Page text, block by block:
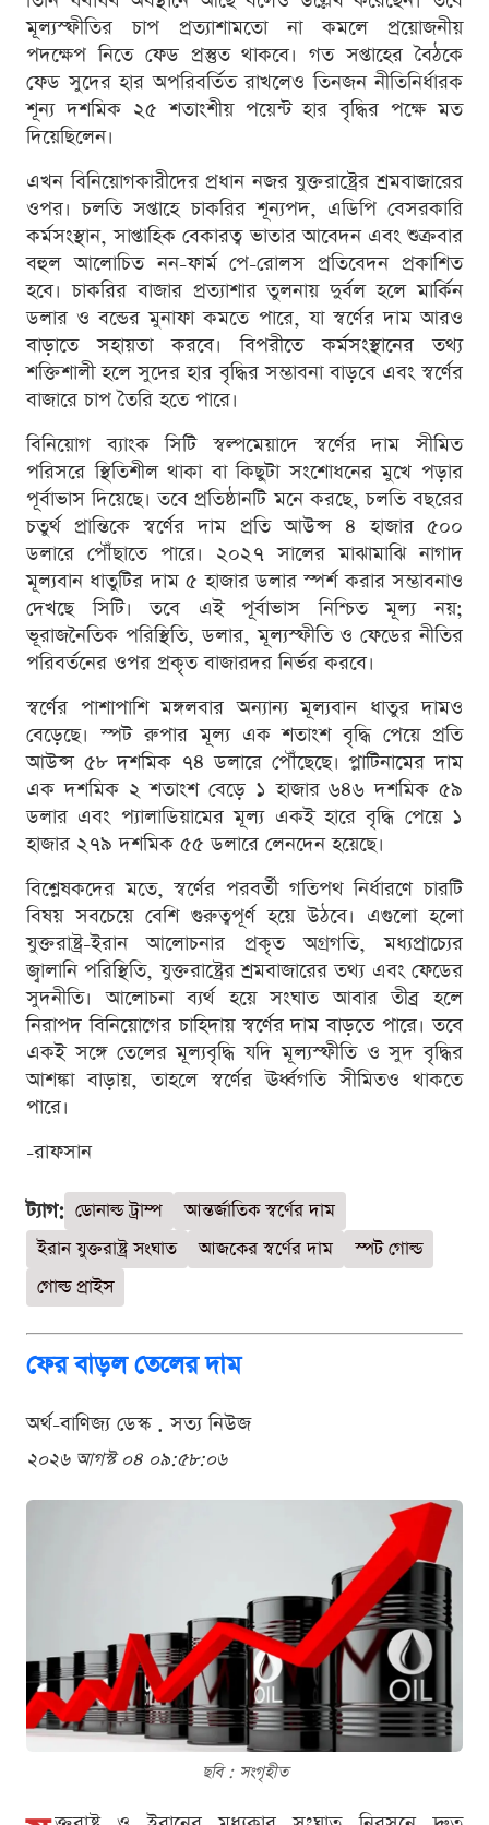
মূল্যস্ফীতির চাপ প্রত্যাশামতো না কমলে প্রয়োজনীয়
পদক্ষেপ নিতে ফেড প্রস্তুত থাকবে। গত সপ্তাহের বৈঠকে
ফেড সুদের হার অপরিবর্তিত রাখলেও তিনজন নীতিনির্ধারক
শূন্য দশমিক ২৫ শতাংশীয় পয়েন্ট হার বৃদ্ধির পক্ষে মত
দিয়েছিলেন।
এখন বিনিয়োগকারীদের প্রধান নজর যুক্তরাষ্ট্রের শ্রমবাজারের
ওপর। চলতি সপ্তাহে চাকরির শূন্যপদ, এডিপি বেসরকারি
কর্মসংস্থান, সাপ্তাহিক বেকারত্ব ভাতার আবেদন এবং শুক্রবার
বহুল আলোচিত নন-ফার্ম পে-রোলস প্রতিবেদন প্রকাশিত
হবে। চাকরির বাজার প্রত্যাশার তুলনায় দুর্বল হলে মার্কিন
ডলার ও বন্ডের মুনাফা কমতে পারে, যা স্বর্ণের দাম আরও
বাড়াতে সহায়তা করবে। বিপরীতে কর্মসংস্থানের তথ্য
শক্তিশালী হলে সুদের হার বৃদ্ধির সম্ভাবনা বাড়বে এবং স্বর্ণের
বাজারে চাপ তৈরি হতে পারে।
বিনিয়োগ ব্যাংক সিটি স্বল্পমেয়াদে স্বর্ণের দাম সীমিত
পরিসরে স্থিতিশীল থাকা বা কিছুটা সংশোধনের মুখে পড়ার
পূর্বাভাস দিয়েছে। তবে প্রতিষ্ঠানটি মনে করছে, চলতি বছরের
চতুর্থ প্রান্তিকে স্বর্ণের দাম প্রতি আউন্স ৪ হাজার ৫০০
ডলারে পৌঁছাতে পারে। ২০২৭ সালের মাঝামাঝি নাগাদ
মূল্যবান ধাতুটির দাম ৫ হাজার ডলার স্পর্শ করার সম্ভাবনাও
দেখছে সিটি। তবে এই পূর্বাভাস নিশ্চিত মূল্য নয়;
ভূরাজনৈতিক পরিস্থিতি, ডলার, মূল্যস্ফীতি ও ফেডের নীতির
পরিবর্তনের ওপর প্রকৃত বাজারদর নির্ভর করবে।
স্বর্ণের পাশাপাশি মঙ্গলবার অন্যান্য মূল্যবান ধাতুর দামও
বেড়েছে। স্পট রুপার মূল্য এক শতাংশ বৃদ্ধি পেয়ে প্রতি
আউন্স ৫৮ দশমিক ৭৪ ডলারে পৌঁছেছে। প্লাটিনামের দাম
এক দশমিক ২ শতাংশ বেড়ে ১ হাজার ৬৪৬ দশমিক ৫৯
ডলার এবং প্যালাডিয়ামের মূল্য একই হারে বৃদ্ধি পেয়ে ১
হাজার ২৭৯ দশমিক ৫৫ ডলারে লেনদেন হয়েছে।
বিশ্লেষকদের মতে, স্বর্ণের পরবর্তী গতিপথ নির্ধারণে চারটি
বিষয় সবচেয়ে বেশি গুরুত্বপূর্ণ হয়ে উঠবে। এগুলো হলো
যুক্তরাষ্ট্র-ইরান আলোচনার প্রকৃত অগ্রগতি, মধ্যপ্রাচ্যের
জ্বালানি পরিস্থিতি, যুক্তরাষ্ট্রের শ্রমবাজারের তথ্য এবং ফেডের
সুদনীতি। আলোচনা ব্যর্থ হয়ে সংঘাত আবার তীব্র হলে
নিরাপদ বিনিয়োগের চাহিদায় স্বর্ণের দাম বাড়তে পারে। তবে
একই সঙ্গে তেলের মূল্যবৃদ্ধি যদি মূল্যস্ফীতি ও সুদ বৃদ্ধির
আশঙ্কা বাড়ায়, তাহলে স্বর্ণের ঊর্ধ্বগতি সীমিতও থাকতে
পারে।
-রাফসান
ট্যাগ: ডোনাল্ড ট্রাম্প
আন্তর্জাতিক স্বর্ণের দাম
ইরান যুক্তরাষ্ট্র সংঘাত
আজকের স্বর্ণের দাম
স্পট গোল্ড
গোল্ড প্রাইস
ফের বাড়ল তেলের দাম
অর্থ-বাণিজ্য ডেস্ক . সত্য নিউজ
২০২৬ আগস্ট ০৪ ০৯:৫৮:০৬
ছবি : সংগৃহীত